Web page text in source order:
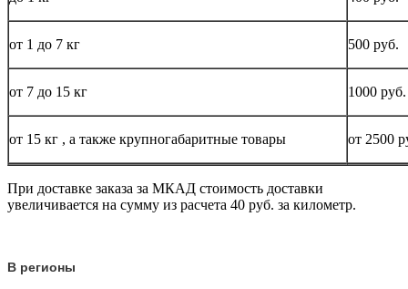
от 1 до 7 кг 500 руб.
от 7 до 15 кг 1000 руб.
от 15 кг , а также крупногабаритные товары от 2500
При доставке заказа за МКАД стоимость доставки
увеличивается на сумму из расчета 40 руб. за километр.
В регионы